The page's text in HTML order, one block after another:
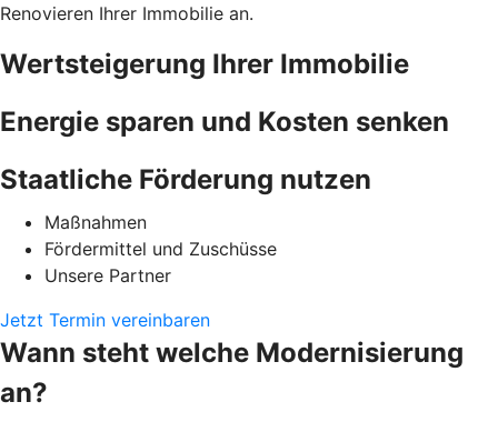
Renovieren Ihrer Immobilie an.
Wertsteigerung Ihrer Immobilie
Energie sparen und Kosten senken
Staatliche Förderung nutzen
Maßnahmen
Fördermittel und Zuschüsse
Unsere Partner
Jetzt Termin vereinbaren
Wann steht welche Modernisierung
an?